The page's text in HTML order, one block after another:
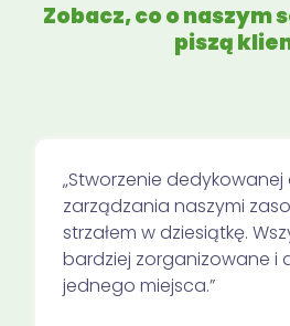
Zobacz, co o naszym
piszą
„Stworzenie
zarządzania naszymi
strzałem w dziesiątkę.
bardziej zorganizowane i
jednego miejsca.”